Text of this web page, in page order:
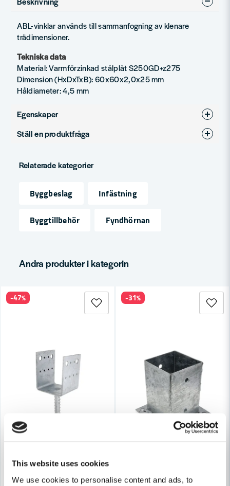
This website uses cookies
We use cookies to personalise content and ads, to
ABL-vinklar används till sammanfogning av klenare
trädimensioner.
Tekniska data
Material: Varmförzinkad stålplåt S250GD+z275
Dimension (HxDxTxB): 60x60x2,0x25 mm
Håldiameter: 4,5 mm
Egenskaper
Produkttyp
Ställ en produktfråga
Fråga oss något om denna produkten...
Namn
Ja, ni får publicera min fråga
Relaterade kategorier
Byggbeslag
Infästning
Byggtillbehör
Fyndhörnan
Andra produkter i kategorin
-47% -31%